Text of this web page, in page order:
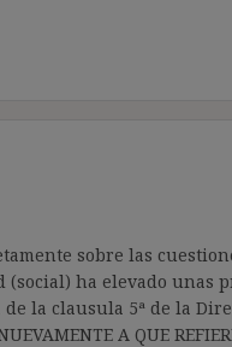
sobre las
(social) ha elevado unas
la clausula 5ª de la
A QUE